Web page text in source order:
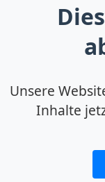
Unsere
Inhalte